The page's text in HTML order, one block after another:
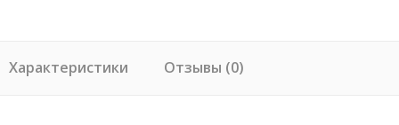
Характеристики Отзывы (0)